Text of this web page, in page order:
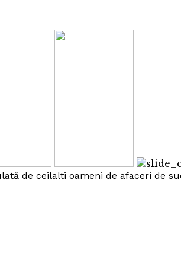
de ceilalti oameni de afaceri de